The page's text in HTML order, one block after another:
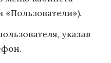
указав